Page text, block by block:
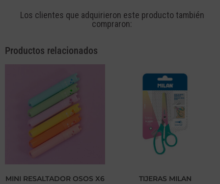
Los clientes que adquirieron este producto también
compraron:
Productos relacionados
MINI RESALTADOR OSOS X6 TIJERAS MILAN